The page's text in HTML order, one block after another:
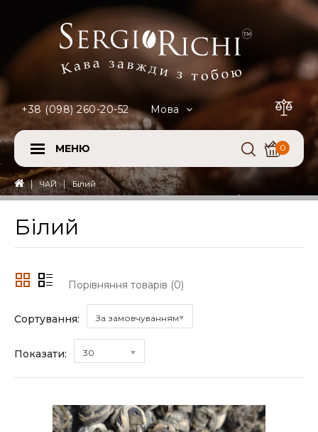
+38 (098) 260-20-52 Мова
0
МЕНЮ
ЧАЙ Білий
Білий
Порівняння товарів (0)
Сортування: За замовчуванням
Показати: 30